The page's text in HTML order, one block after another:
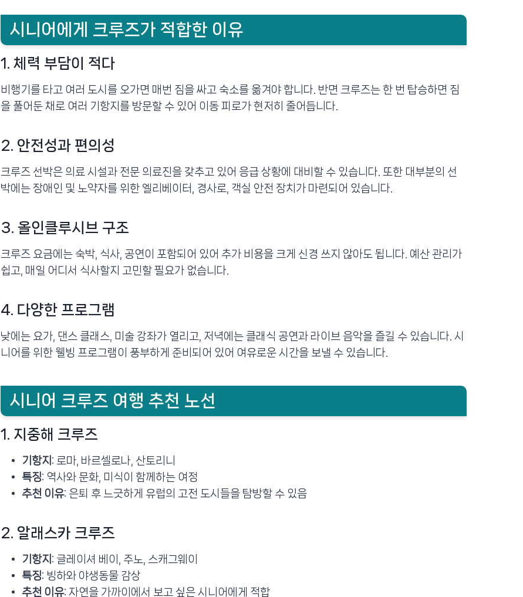
시니어에게 크루즈가 적합한 이유
1. 체력 부담이 적다
비행기를 타고 여러 도시를 오가면 매번 짐을 싸고 숙소를 옮겨야 합니다. 반면 크루즈는 한 번 탑승하면 짐
을 풀어둔 채로 여러 기항지를 방문할 수 있어 이동 피로가 현저히 줄어듭니다.
2. 안전성과 편의성
크루즈 선박은 의료 시설과 전문 의료진을 갖추고 있어 응급 상황에 대비할 수 있습니다. 또한 대부분의 선
박에는 장애인 및 노약자를 위한 엘리베이터, 경사로, 객실 안전 장치가 마련되어 있습니다.
3. 올인클루시브 구조
크루즈 요금에는 숙박, 식사, 공연이 포함되어 있어 추가 비용을 크게 신경 쓰지 않아도 됩니다. 예산 관리가
쉽고, 매일 어디서 식사할지 고민할 필요가 없습니다.
4. 다양한 프로그램
낮에는 요가, 댄스 클래스, 미술 강좌가 열리고, 저녁에는 클래식 공연과 라이브 음악을 즐길 수 있습니다. 시
니어를 위한 웰빙 프로그램이 풍부하게 준비되어 있어 여유로운 시간을 보낼 수 있습니다.
시니어 크루즈 여행 추천 노선
1. 지중해 크루즈
기항지 : 로마, 바르셀로나, 산토리니
특징: 역사와 문화, 미식이 함께하는 여정
추천 이유: 은퇴 후 느긋하게 유럽의 고전 도시들을 탐방할 수 있음
2. 알래스카 크루즈
기항지 : 글레이셔 베이, 주노, 스캐그웨이
특징: 빙하와 야생동물 감상
추천 이유: 자연을 가까이에서 보고 싶은 시니어에게 적합